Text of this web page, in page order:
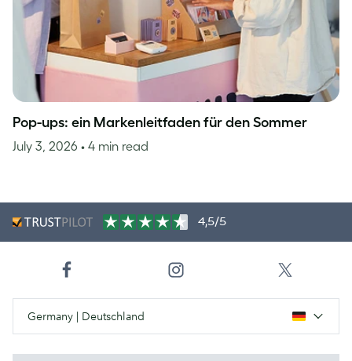
Pop-ups: ein Markenleitfaden für den Sommer
July 3, 2026 • 4 min read
4,5/5
Germany | Deutschland